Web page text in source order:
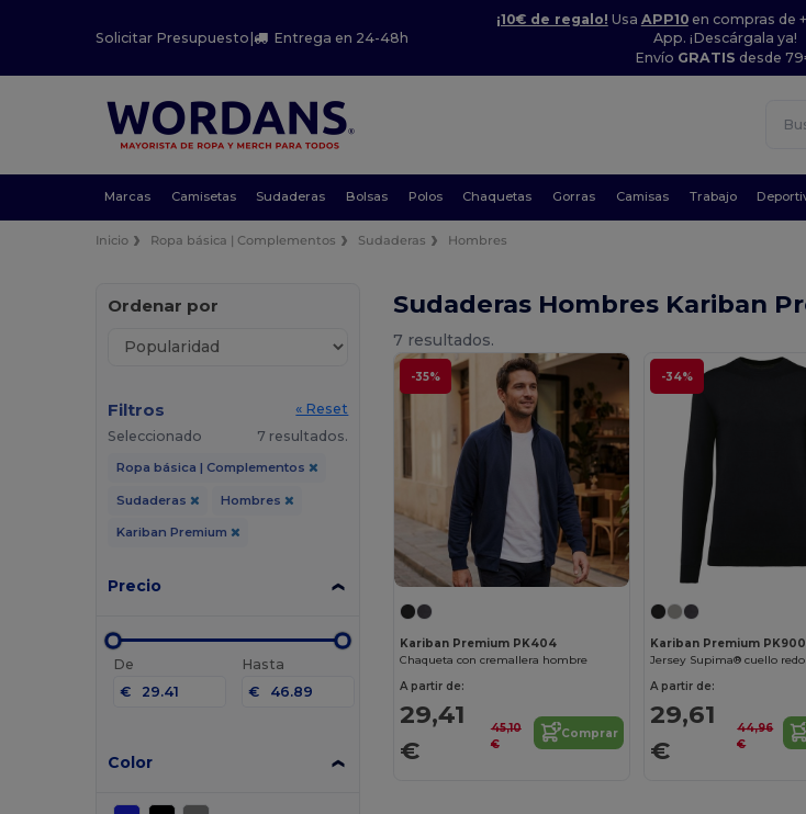
Solicitar Presupuesto | Entrega en 24-48h
¡10€ de regalo! Usa APP10en compras de
App. ¡Descárgala ya!
Envío GRATIS desde
Marcas Camisetas Sudaderas Bolsas Polos Chaquetas Gorras Camisas Trabajo
Inicio Ropa básica | Complementos Sudaderas Hombres
Ordenar por
Filtros
« Reset
Seleccionado
7 resultados.
Ropa básica | Complementos
Sudaderas Hombres
Kariban Premium
Precio
De
€
Hasta
€
Color
Sudaderas Hombres Kariban
7 resultados.
-35%
Kariban Premium PK404
Chaqueta con cremallera hombre
A partir de:
29,41
€
45,10
€
Comprar
-34%
Kariban Premium PK900
A partir de:
29,61
€
44,96
€